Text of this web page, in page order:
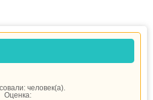
человек(а).
Оценка: